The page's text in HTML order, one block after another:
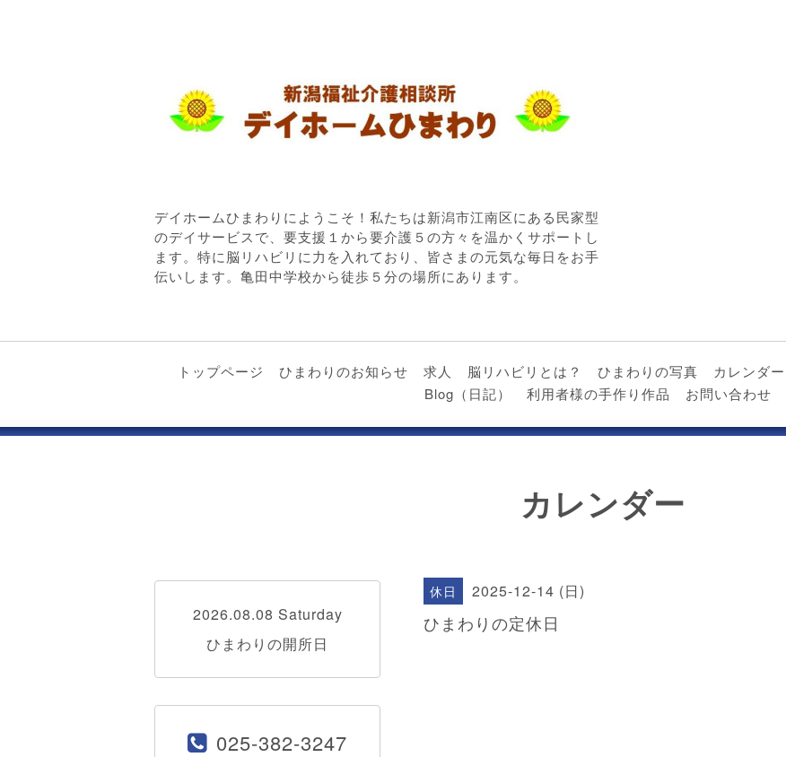
デイホームひまわりにようこそ！私たちは新潟市江南区にある民家型
のデイサービスで、要支援１から要介護５の方々を温かくサポートし
ます。特に脳リハビリに力を入れており、皆さまの元気な毎日をお手
伝いします。亀田中学校から徒歩５分の場所にあります。
トップページ ひまわりのお知らせ 求人 脳リハビリとは？ ひまわりの写真 カレンダー
Blog（日記）
利用者様の手作り作品 お問い合わせ
カレンダー
休日 2025-12-14 (日)
ひまわりの定休日
2026.08.08 Saturday
ひまわりの開所日
025-382-3247